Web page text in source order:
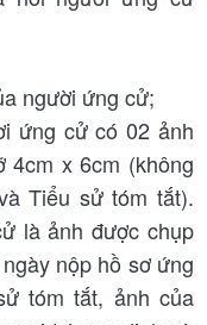
người ứng cử;
ứng cử có 02 ảnh
4cm x 6cm (không
Tiểu sử tóm tắt).
là ảnh được chụp
nộp hồ sơ ứng
tóm tắt, ảnh của